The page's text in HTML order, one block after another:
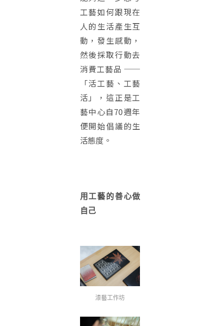
工藝如何跟現在
人的生活產生互
動，發生感動，
然後採取行動去
消費工藝品 ──
「活工藝、工藝
活」，這正是工
藝中心自70週年
便開始倡議的生
活態度。
用工藝的善心做
自己
漆藝工作坊